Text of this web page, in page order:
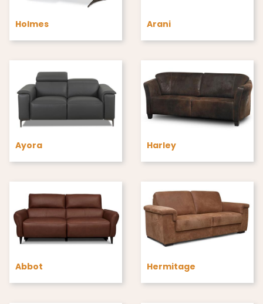
Holmes Arani
Ayora Harley
Abbot Hermitage